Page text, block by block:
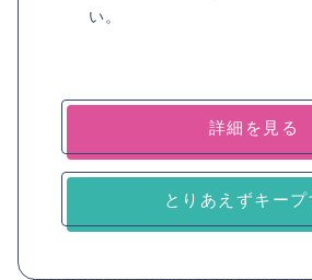
い。
詳細を見る
とりあえずキープ